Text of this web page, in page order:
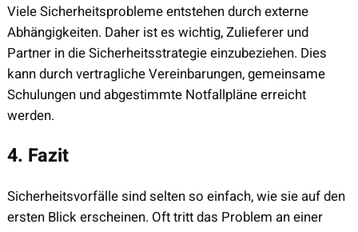
Viele Sicherheitsprobleme entstehen durch externe
Abhängigkeiten. Daher ist es wichtig, Zulieferer und
Partner in die Sicherheitsstrategie einzubeziehen. Dies
kann durch vertragliche Vereinbarungen, gemeinsame
Schulungen und abgestimmte Notfallpläne erreicht
werden.
4. Fazit
Sicherheitsvorfälle sind selten so einfach, wie sie auf den
ersten Blick erscheinen. Oft tritt das Problem an einer